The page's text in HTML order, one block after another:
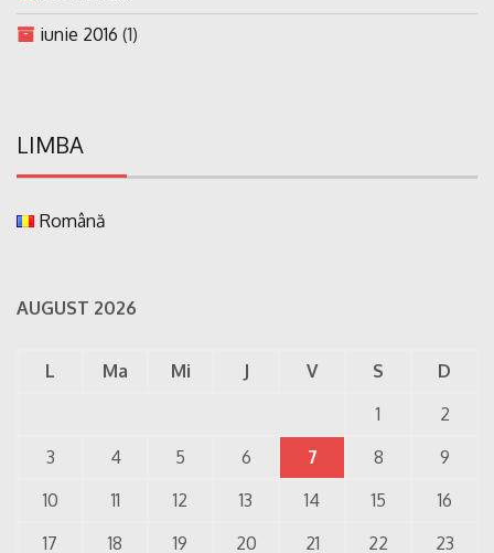
iunie 2016 (1)
LIMBA
Română
AUGUST 2026
L Ma Mi J V S
D
1
2
3
4 5 6 7 8
9
10
11 12 13 14 15
16
17
18 19 20 21 22 23